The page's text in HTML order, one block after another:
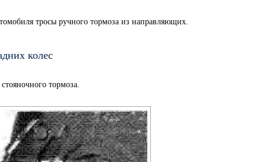
тросы ручного тормоза из направляющих.
колес
тормоза.